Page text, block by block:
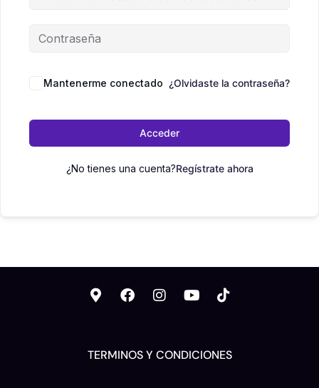
Mantenerme conectado ¿Olvidaste la contraseña?
Acceder
¿No tienes una cuenta?Regístrate ahora
TERMINOS Y CONDICIONES